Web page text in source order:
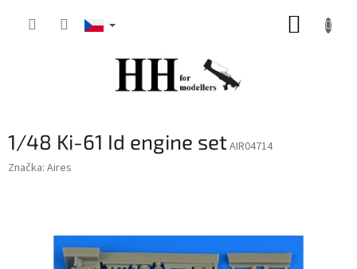
1/48 Ki-61 Id engine setAIR04714
Značka: Aires